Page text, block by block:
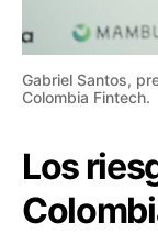
Gabriel Santos,
Colombia Fintech.
Los